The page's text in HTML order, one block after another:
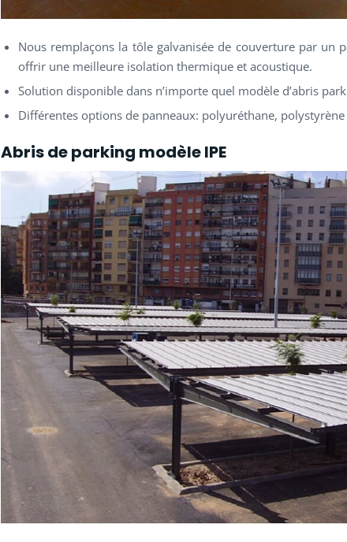
Nous remplaçons la tôle galvanisée de couverture par un
offrir une meilleure isolation thermique et acoustique.
Solution disponible dans n’importe quel modèle d’abris
Différentes options de panneaux: polyuréthane,
Abris de parking modèle IPE